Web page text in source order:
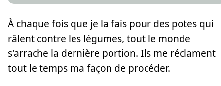
À chaque fois que je la fais pour des potes qui
râlent contre les légumes, tout le monde
s'arrache la dernière portion. Ils me réclament
tout le temps ma façon de procéder.